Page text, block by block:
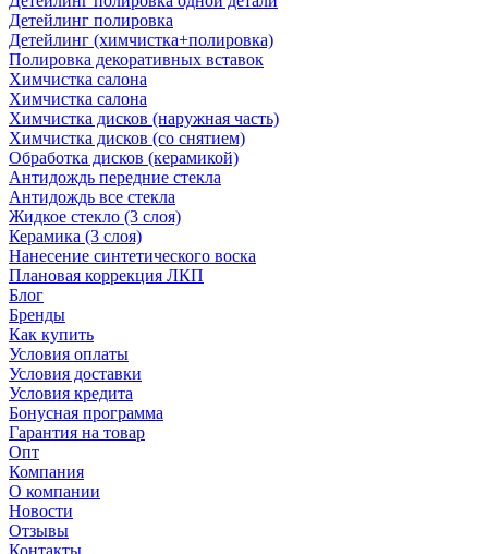
Детейлинг полировка
Детейлинг (химчистка+полировка)
Полировка декоративных вставок
Химчистка салона
Химчистка салона
Химчистка дисков (наружная часть)
Химчистка дисков (со снятием)
Обработка дисков (керамикой)
Антидождь передние стекла
Антидождь все стекла
Жидкое стекло (3 слоя)
Керамика (3 слоя)
Нанесение синтетического воска
Плановая коррекция ЛКП
Блог
Бренды
Как купить
Условия оплаты
Условия доставки
Условия кредита
Бонусная программа
Гарантия на товар
Опт
Компания
О компании
Новости
Отзывы
Контакты